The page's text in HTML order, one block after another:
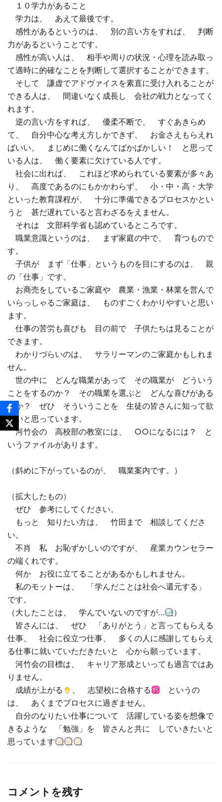
１０学力があること
学力は、 あえて最後です。
感性があるというのは、 別の言い方をすれば、 判断
力があるということです。
感性が高い人は、 相手や周りの状況・心理を読み取っ
て適時に的確なことを判断して選択することができます。
そして 謙虚でアドヴァイスを素直に受け入れることが
できる人は、 間違いなく成長し 会社の戦力となってく
れます。
逆の言い方をすれば、 優柔不断で、 すぐあきらめ
て、 自分中心な考え方しかできず、 お金さえもらえれ
ばいい、 まじめに働くなんてばかばかしい！ と思って
いる人は、 働く要素に欠けている人です。
社会に出れば、 これほど求められている要素が多々あ
り、 高度であるのにもかかわらず、 小・中・高・大学
といった教育課程が、 十分に準備できるプロセスかとい
うと 甚だ遅れていると言わざるをえません。
それは 文部科学省も認めているところです。
職業意識というのは、 まず家庭の中で、 育つもので
す。
子供が まず「仕事」というものを目にするのは、 親
の「仕事」です。
お商売をしているご家庭や 農業・漁業・林業を営んで
いらっしゃるご家庭は、 ものすごくわかりやすいと思い
ます。
仕事の苦労も喜びも 目の前で 子供たちは見ることが
できます。
わかりづらいのは、 サラリーマンのご家庭かもしれま
せん。
世の中に どんな職業があって その職業が どういう
ことをするのか？ その職業を選ぶと どんな喜びがある
のか？ ぜひ そういうことを 生徒の皆さんに知って欲
しいと思っています。
河竹会の 高校部の教室には、 ○○になるには？ と
いうファイルがあります。
（斜めに下がっているのが、 職業案内です。）
（拡大したもの）
ぜひ 参考にしてください。
もっと 知りたい方は、 竹田まで 相談してくださ
い。
不肖 私 お恥ずかしいのですが、 産業カウンセラー
の端くれです。
何か お役に立てることがあるかもしれません。
私のモットーは、 「学んだことは社会へ還元する」
です。
（大したことは、 学んでいないのですが…
）
皆さんには、 ぜひ 「ありがとう」と言ってもらえる
仕事、 社会に役立つ仕事、 多くの人に感謝してもらえ
る仕事に就いていただきたいと 心から願っています。
河竹会の目標は、 キャリア形成といっても過言ではあ
りません。
成績が上がる
、 志望校に合格する
というの
は、 あくまでプロセスに過ぎません。
自分のなりたい仕事について 活躍している姿を想像で
きるような 「勉強」を 皆さんと共に していきたいと
思っています
コメントを残す